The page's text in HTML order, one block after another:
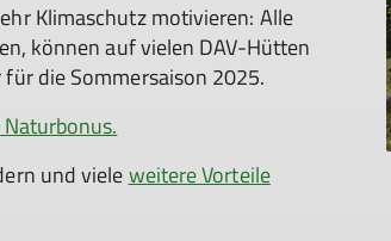
Klimaschutz motivieren: Alle
können auf vielen DAV-Hütten
die Sommersaison 2025.
und vieleweitere Vorteile